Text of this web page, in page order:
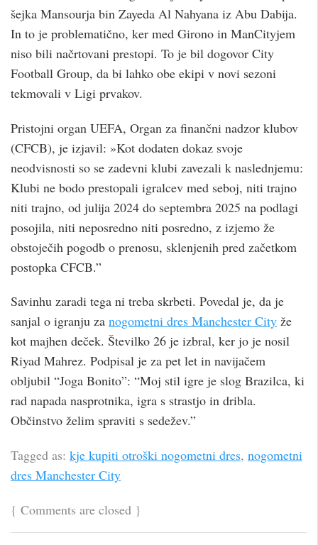
šejka Mansourja bin Zayeda Al Nahyana iz Abu Dabija.
In to je problematično, ker med Girono in ManCityjem
niso bili načrtovani prestopi. To je bil dogovor City
Football Group, da bi lahko obe ekipi v novi sezoni
tekmovali v Ligi prvakov.
Pristojni organ UEFA, Organ za finančni nadzor klubov
(CFCB), je izjavil: »Kot dodaten dokaz svoje
neodvisnosti so se zadevni klubi zavezali k naslednjemu:
Klubi ne bodo prestopali igralcev med seboj, niti trajno
niti trajno, od julija 2024 do septembra 2025 na podlagi
posojila, niti neposredno niti posredno, z izjemo že
obstoječih pogodb o prenosu, sklenjenih pred začetkom
postopka CFCB.”
Savinhu zaradi tega ni treba skrbeti. Povedal je, da je
sanjal o igranju za nogometni dres Manchester City že
kot majhen deček. Številko 26 je izbral, ker jo je nosil
Riyad Mahrez. Podpisal je za pet let in navijačem
obljubil “Joga Bonito”: “Moj stil igre je slog Brazilca, ki
rad napada nasprotnika, igra s strastjo in dribla.
Občinstvo želim spraviti s sedežev.”
Tagged as: kje kupiti otroški nogometni dres, nogometni
dres Manchester City
{ Comments are closed }